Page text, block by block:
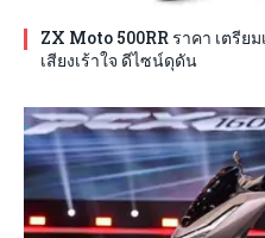
ZX Moto 500RR ราคา เตรีย
เสียงเร้าใจ ดีไซน์ดุดัน